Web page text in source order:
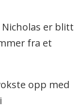
er blitt
fra et
opp med